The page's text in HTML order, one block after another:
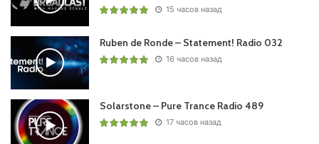
15 часов назад
Ruben de Ronde – Statement! Radio 032
16 часов назад
Solarstone – Pure Trance Radio 489
17 часов назад